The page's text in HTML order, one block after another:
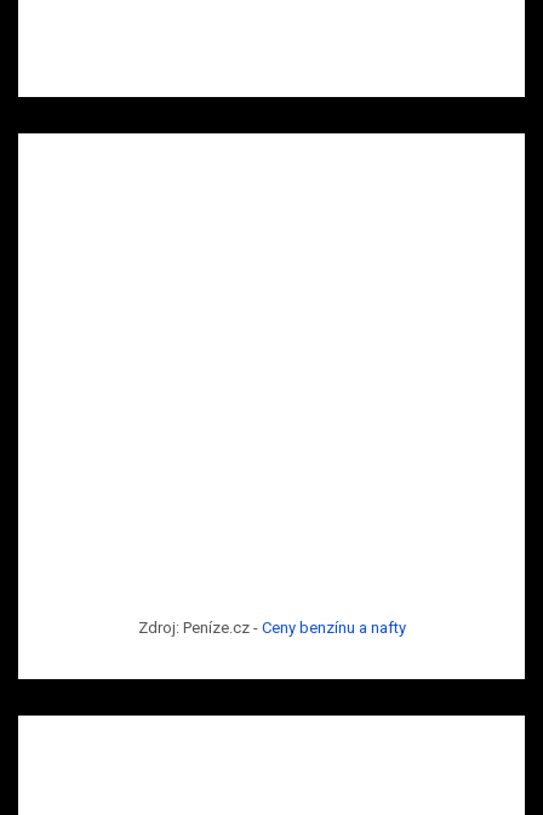
Zdroj: Peníze.cz - Ceny benzínu a nafty